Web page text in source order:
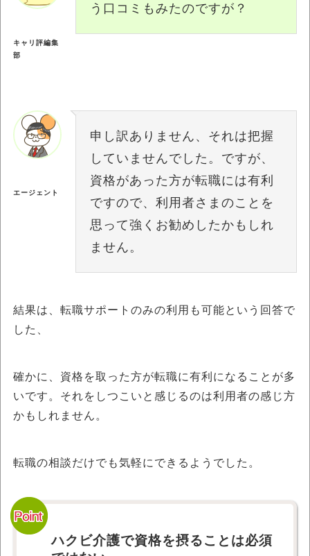
う口コミもみたのですが？
キャリ評編集
部
エージェント
申し訳ありません、それは把握
していませんでした。ですが、
資格があった方が転職には有利
ですので、利用者さまのことを
思って強くお勧めしたかもしれ
ません。
結果は、転職サポートのみの利用も可能という回答で
した、
確かに、資格を取った方が転職に有利になることが多
いです。それをしつこいと感じるのは利用者の感じ方
かもしれません。
転職の相談だけでも気軽にできるようでした。
ハクビ介護で資格を摂ることは必須